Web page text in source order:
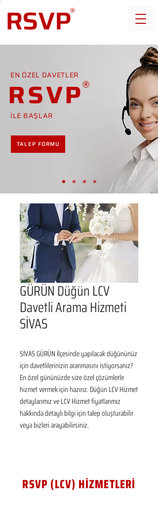
EN ÖZEL DAVETLER
RSVP
İLE BAŞLAR
TALEP FORMU
GÜRÜN Düğün LCV
Davetli Arama Hizmeti
SİVAS
SİVAS GÜRÜN İlçesinde yapılacak düğününüz
için davetlilerinizin aranmasını istiyorsanız?
En özel gününüzde size özel çözümlerle
hizmet vermek için hazırız. Düğün LCV Hizmet
detaylarımız ve LCV Hizmet fiyatlarımız
hakkında detaylı bilgi için talep oluşturabilir
veya bizleri arayabilirsiniz.
RSVP (LCV) HİZMETLERİ